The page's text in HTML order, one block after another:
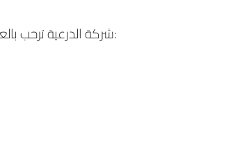
شركة الدرعية ترحب بالعمل مع مشاريع البنية التحتية وخطط التنمية ومواقف السيارات وغيرها من الأصول للشراكات العامة والخاصة بجميع أنواعها بدءًا من: